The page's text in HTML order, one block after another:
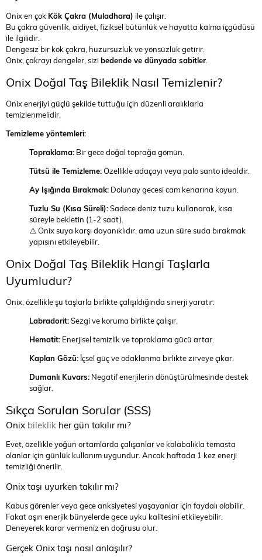
Onix en çok Kök Çakra (Muladhara) ile çalışır.
Bu çakra güvenlik, aidiyet, fiziksel bütünlük ve hayatta kalma içgüdüsü
ile ilgilidir.
Dengesiz bir kök çakra, huzursuzluk ve yönsüzlük getirir.
Onix, çakrayı dengeler, sizibedende ve dünyada sabitler.
Onix Doğal Taş Bileklik Nasıl Temizlenir?
Onix enerjiyi güçlü şekilde tuttuğu için düzenli aralıklarla
temizlenmelidir.
Temizleme yöntemleri:
Topraklama: Bir gece doğal toprağa gömün.
Tütsü ile Temizleme:Özellikle adaçayı veya palo santo idealdir.
Ay Işığında Bırakmak: Dolunay gecesi cam kenarına koyun.
Tuzlu Su (Kısa Süreli):Sadece deniz tuzu kullanarak, kısa
süreyle bekletin (1-2 saat).
⚠️ Onix suya karşı dayanıklıdır, ama uzun süre suda bırakmak
yapısını etkileyebilir.
Onix Doğal Taş Bileklik Hangi Taşlarla
Uyumludur?
Onix, özellikle şu taşlarla birlikte çalışıldığında sinerji yaratır:
Labradorit:Sezgi ve koruma birlikte çalışır.
Hematit: Enerjisel temizlik ve topraklama gücü artar.
Kaplan Gözü: İçsel güç ve odaklanma birlikte zirveye çıkar.
Dumanlı Kuvars: Negatif enerjilerin dönüştürülmesinde destek
sağlar.
Sıkça Sorulan Sorular (SSS)
Onix bileklik her gün takılır mı?
Evet, özellikle yoğun ortamlarda çalışanlar ve kalabalıkla temasta
olanlar için günlük kullanım uygundur. Ancak haftada 1 kez enerji
temizliği önerilir.
Onix taşı uyurken takılır mı?
Kabus görenler veya gece anksiyetesi yaşayanlar için faydalı olabilir.
Fakat aşırı enerjik bünyelerde gece uyku kalitesini etkileyebilir.
Deneyerek karar vermeniz en doğrusu olur.
Gerçek Onix taşı nasıl anlaşılır?